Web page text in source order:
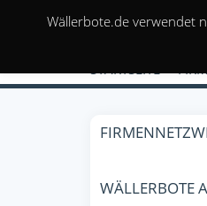
STARTSEITE
WÄLLERBOTE
Wällerbote.de verwendet